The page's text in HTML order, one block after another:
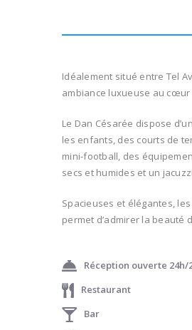
Idéalement situé entre Tel
ambiance luxueuse au cœur
Le Dan Césarée dispose
les enfants, des courts de
mini-football, des
secs et humides et un
Spacieuses et élégantes,
permet d’admirer la
Réception ouverte 24h/
Restaurant
Bar